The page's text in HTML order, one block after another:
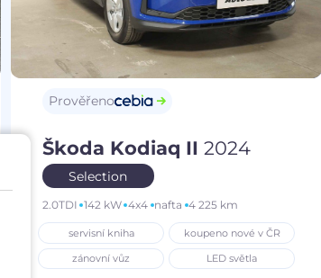
Prověřeno
Škoda Kodiaq II 2024
Selection
2.0TDI 142 kW 4x4 nafta 4 225 km
servisní kniha koupeno nové v ČR
zánovní vůz LED světla